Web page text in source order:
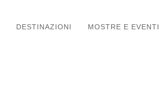
DESTINAZIONI MOSTRE E EVENTI